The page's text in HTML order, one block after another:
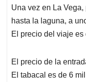
Una vez en La
hasta la laguna, a
El precio del viaje
El precio de la
El tabacal es de 6